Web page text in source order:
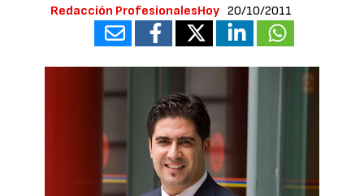
Redacción ProfesionalesHoy 20/10/2011